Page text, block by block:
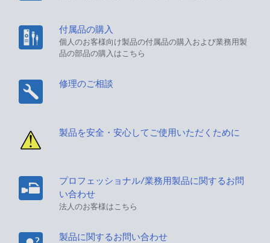
付属品の購入
個人のお客様向け製品の付属品の購入および業務用製
品の部品の購入はこちら
修理のご相談
製品を安全・安心してご使用いただくために
プロフェッショナル/業務用製品に関するお問
い合わせ
法人のお客様はこちら
製品に関するお問い合わせ